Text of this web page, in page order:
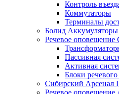
Контроль
Коммутаторы
Терминалы
Болид Аккумуляторы
Речевое оповещение
Пассивная
Активная
Блоки
Сибирский
Речевое оповещение